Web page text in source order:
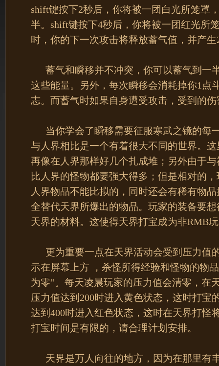
shift键按下2秒后，你将被一团白光所笼罩
半。shift键按下4秒后，你将被一团红光所
时，你的下一次攻击将释放蓄气值，并产
蓄气和瞬移并不冲突，你可以蓄气到一
这些能量。另外，每次瞬移会消耗掉你1点
志。而蓄气时如果自身遭受攻击，受到的
当你学会了瞬移需要征服寒武之镜的每
与人界相比是一个有着很大不同的世界。
再像在人界那样好几个扎成堆；另外由于
比人界的怪物都要强大得多；但是相对的
人界物品不能比拟的，同时还会有稀有物
全替代天界所爆出的物品。玩家的装备要
天界的材料。这使得天界打宝成为非RMB
更为重要一点在天界活动会受到压力值
示在屏幕上方 ，杀怪所得经验和怪物的物
为零”。每天凌晨玩家的压力值会清零，在
压力值达到200时进入黄色状态，这时打宝
达到400时进入红色状态，这时在天界打怪
打宝时间是有限的，请合理计划安排。
天界是万人向往的地方，因为在那里有